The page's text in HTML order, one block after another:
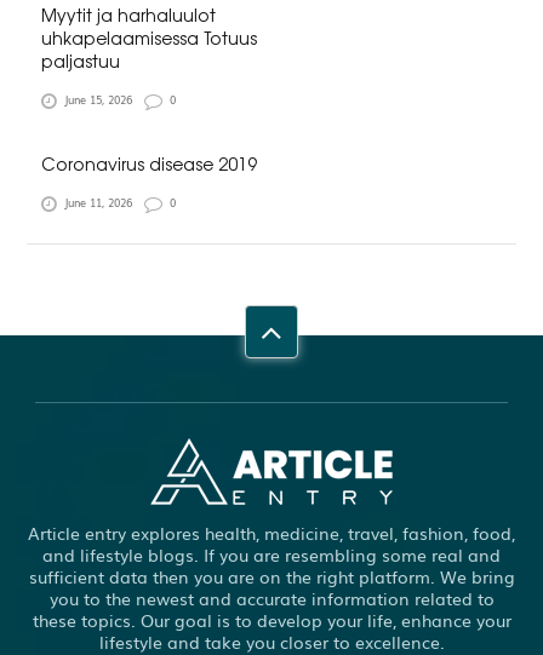
Myytit ja harhaluulot
uhkapelaamisessa Totuus
paljastuu
June 15, 2026 0
Coronavirus disease 2019
June 11, 2026 0
Article entry explores health, medicine, travel, fashion, food,
and lifestyle blogs. If you are resembling some real and
sufficient data then you are on the right platform. We bring
you to the newest and accurate information related to
these topics. Our goal is to develop your life, enhance your
lifestyle and take you closer to excellence.